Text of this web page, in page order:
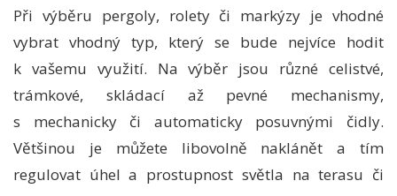
Při výběru pergoly, rolety či markýzy je vhodné
vybrat vhodný typ, který se bude nejvíce hodit
k vašemu využití. Na výběr jsou různé celistvé,
trámkové, skládací až pevné mechanismy,
s mechanicky či automaticky posuvnými čidly.
Většinou je můžete libovolně naklánět a tím
regulovat úhel a prostupnost světla na terasu či